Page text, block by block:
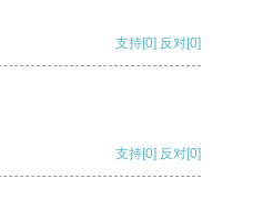
支持[0] 反对[0]
支持[0] 反对[0]